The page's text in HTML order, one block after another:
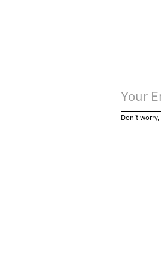
Don’t